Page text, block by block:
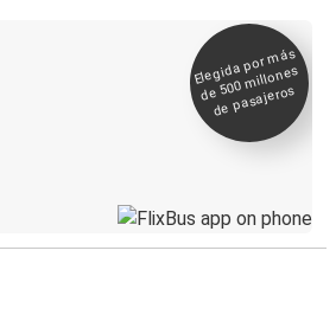
Elegida por
más
de 500
millones
de pasajeros